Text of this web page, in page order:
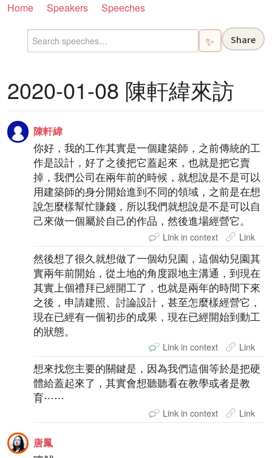
Home Speakers Speeches
✨ Share
2020-01-08 陳軒緯來訪
陳軒緯
你好，我的工作其實是一個建築師，之前傳統的工
作是設計，好了之後把它蓋起來，也就是把它賣
掉，我們公司在兩年前的時候，就想說是不是可以
用建築師的身分開始進到不同的領域，之前是在想
說怎麼樣幫忙賺錢，所以我們就想說是不是可以自
己來做一個屬於自己的作品，然後進場經營它。
Link in context Link
然後想了很久就想做了一個幼兒園，這個幼兒園其
實兩年前開始，從土地的角度跟地主溝通，到現在
其實上個禮拜已經開工了，也就是兩年的時間下來
之後，申請建照、討論設計，甚至怎麼樣經營它，
現在已經有一個初步的成果，現在已經開始到動工
的狀態。
Link in context Link
想來找您主要的關鍵是，因為我們這個等於是把硬
體給蓋起來了，其實會想聽聽看在教學或者是教
育⋯⋯
Link in context Link
唐鳳